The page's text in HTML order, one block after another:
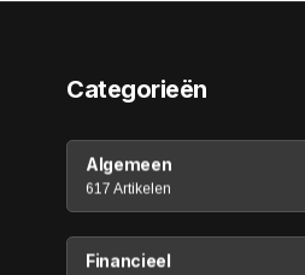
Categorieën
Algemeen
617 Artikelen
Financieel